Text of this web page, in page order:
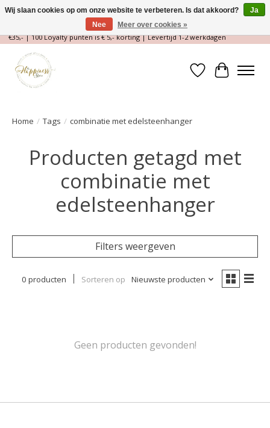
Magische Conceptstore, Edelstenen & Spirituele winkel | Gratis verzending >
€35,- | 100 Loyalty punten is € 5,- korting | Levertijd 1-2 werkdagen
Verlanglijst
Home / Tags / combinatie met edelsteenhanger
Producten getagd met
combinatie met
edelsteenhanger
Filters weergeven
0 producten Sorteren op Nieuwste producten
Geen producten gevonden!
Wij slaan cookies op om onze website te verbeteren. Is dat akkoord?
Ja
Nee
Meer over cookies »